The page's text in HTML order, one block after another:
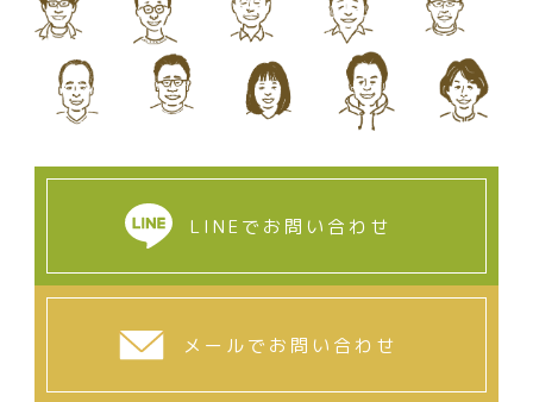
LINEでお問い合わせ
メールでお問い合わせ